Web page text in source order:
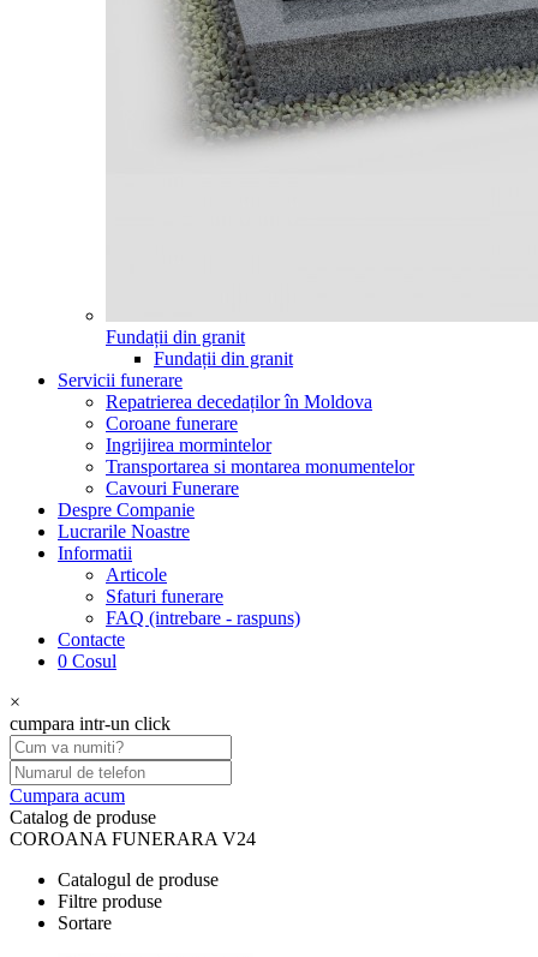
Fundații din granit
Fundații din granit
Servicii funerare
Repatrierea decedaților în Moldova
Coroane funerare
Ingrijirea mormintelor
Transportarea si montarea monumentelor
Cavouri Funerare
Despre Companie
Lucrarile Noastre
Informatii
Articole
Sfaturi funerare
FAQ (intrebare - raspuns)
Contacte
0 Cosul
×
cumpara intr-un click
Cumpara acum
Catalog de produse
COROANA FUNERARA V24
Catalogul de produse
Filtre produse
Sortare